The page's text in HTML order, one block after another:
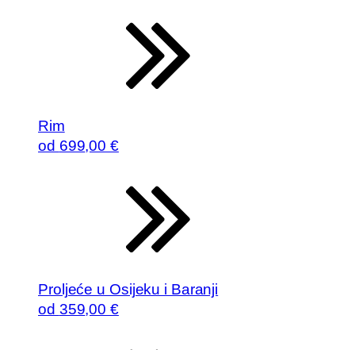
Rim
od 699,00 €
Proljeće u Osijeku i Baranji
od 359,00 €